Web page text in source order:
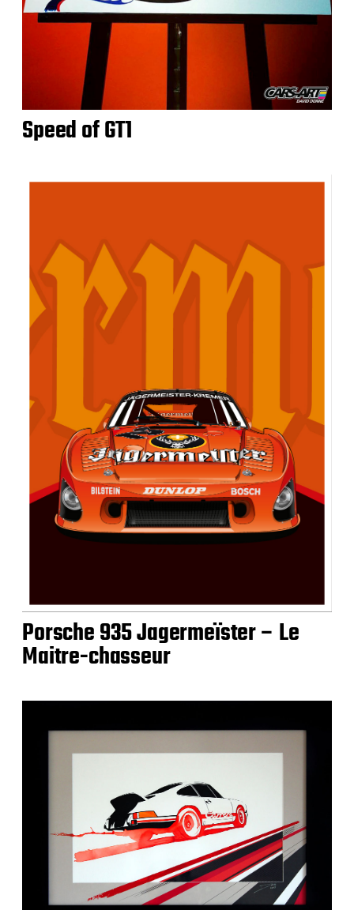
Speed of GT1
Porsche 935 Jagermeïster – Le
Maitre-chasseur